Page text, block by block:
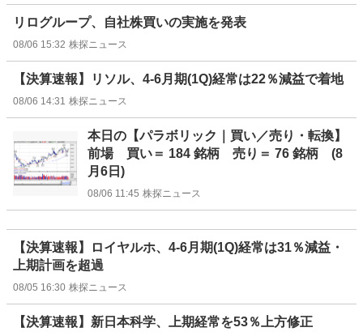
リログループ、自社株買いの実施を発表
08/06 15:32 株探ニュース
【決算速報】リソル、4-6月期(1Q)経常は22％減益で着地
08/06 14:31 株探ニュース
本日の【パラボリック｜買い／売り・転換】
前場 買い＝ 184 銘柄 売り＝ 76 銘柄 (8
月6日)
08/06 11:45 株探ニュース
【決算速報】ロイヤルホ、4-6月期(1Q)経常は31％減益・
上期計画を超過
08/05 16:30 株探ニュース
【決算速報】新日本科学、上期経常を53％上方修正